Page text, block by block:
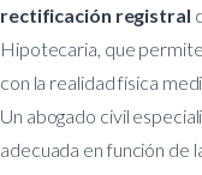
rectificación registral
Hipotecaria, que
con la realidad física
Un abogado civil
adecuada en función de